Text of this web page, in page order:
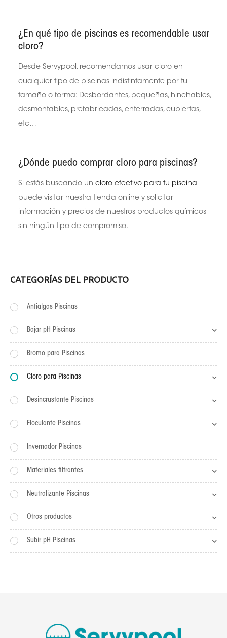
¿En qué tipo de piscinas es recomendable usar
cloro?
Desde Servypool, recomendamos usar cloro en
cualquier tipo de piscinas indistintamente por tu
tamaño o forma: Desbordantes, pequeñas, hinchables,
desmontables, prefabricadas, enterradas, cubiertas,
etc…
¿Dónde puedo comprar cloro para piscinas?
Si estás buscando un cloro efectivo para tu piscina
puede visitar nuestra tienda online y solicitar
información y precios de nuestros productos químicos
sin ningún tipo de compromiso.
CATEGORÍAS DEL PRODUCTO
Antialgas Piscinas
Bajar pH Piscinas
Bromo para Piscinas
Cloro para Piscinas
Desincrustante Piscinas
Floculante Piscinas
Invernador Piscinas
Materiales filtrantes
Neutralizante Piscinas
Otros productos
Subir pH Piscinas